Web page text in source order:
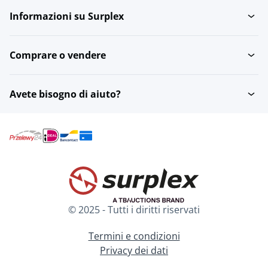
Ginocchiere
Sovrascarpe da ciclismo Calze da ciclismo
Informazioni su Surplex
Comprare o vendere
Avete bisogno di aiuto?
© 2025 - Tutti i diritti riservati
Termini e condizioni
Privacy dei dati